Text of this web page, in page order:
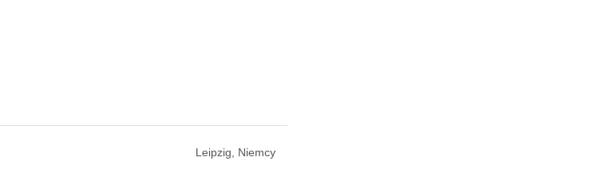
Leipzig, Niemcy